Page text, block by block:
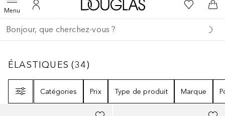
MenuOuvrir le menuVers Mon Compte
Vers l'accueil Douglas
Vers Ma
Retourner
Exécuter la recherche
ÉLASTIQUES34
ÉLASTIQUES (34)
Catégories
Prix Type de produit Marque